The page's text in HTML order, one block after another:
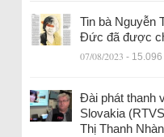
Tin bà Nguyễn
Đức đã được
07/08/2023 -
Đài phát thanh
Slovakia
Thị Thanh